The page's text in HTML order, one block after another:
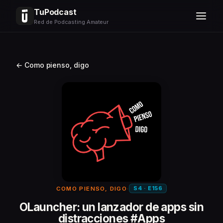
TuPodcast
Red de Podcasting Amateur
← Como pienso, digo
COMO PIENSO, DIGO · S4 · E156
OLauncher: un lanzador de apps sin
distracciones #Apps